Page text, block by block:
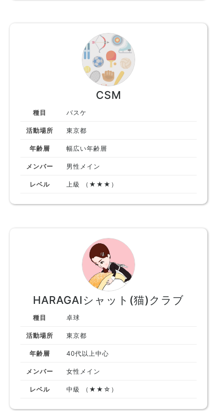
CSM
種目 バスケ
活動場所 東京都
年齢層 幅広い年齢層
メンバー 男性メイン
レベル 上級 （★★★）
HARAGAIシャット(猫)クラブ
種目 卓球
活動場所 東京都
年齢層 40代以上中心
メンバー 女性メイン
レベル 中級 （★★☆）